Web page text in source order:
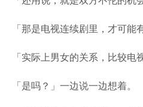
「那是电视连续剧里，才可能
「实际上男女的关系，比较电
「是吗？」一边说一边想着。